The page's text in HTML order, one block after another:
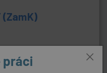
(ZamK)
příspěvková
práci